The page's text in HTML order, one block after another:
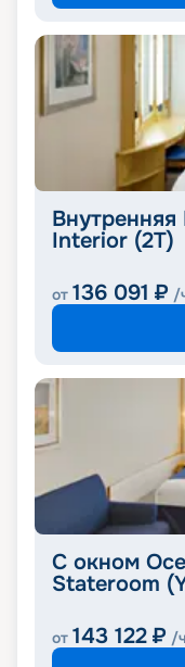
Внутренняя
Interior (2T)
от 136 091 ₽ /
С окном
Stateroom
от 143 122 ₽ /